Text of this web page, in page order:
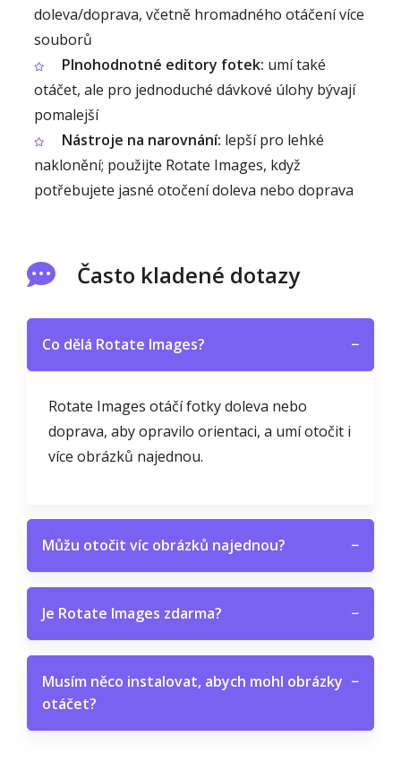
doleva/doprava, včetně hromadného otáčení více
souborů
Plnohodnotné editory fotek: umí také
otáčet, ale pro jednoduché dávkové úlohy bývají
pomalejší
Nástroje na narovnání: lepší pro lehké
naklonění; použijte Rotate Images, když
potřebujete jasné otočení doleva nebo doprava
Často kladené dotazy
Co dělá Rotate Images? −
Rotate Images otáčí fotky doleva nebo
doprava, aby opravilo orientaci, a umí otočit i
více obrázků najednou.
Můžu otočit víc obrázků najednou? −
Je Rotate Images zdarma? −
Musím něco instalovat, abych mohl obrázky
otáčet?
−